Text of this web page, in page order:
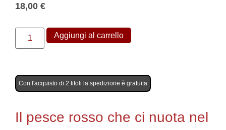
18,00 €
Aggiungi al carrello
Con l'acquisto di 2 titoli la spedizione è gratuita
Il pesce rosso che ci nuota nel